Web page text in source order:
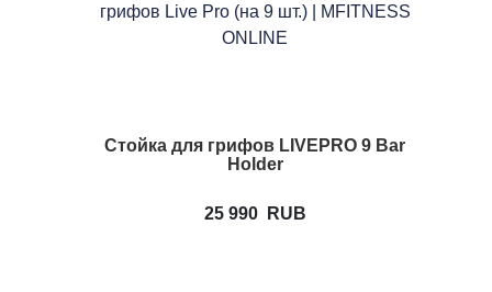
Стойка для грифов LIVEPRO 9 Bar
Holder
25 990 RUB